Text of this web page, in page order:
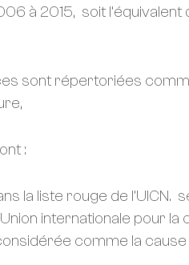
à 2015, soit
sont répertoriées
:
liste rouge de l’UICN.
internationale pour la
comme la cause